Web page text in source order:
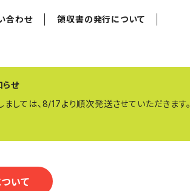
合わせ 領収書の発行について
せ
ては、8/17より順次発送させていただきます。
いて